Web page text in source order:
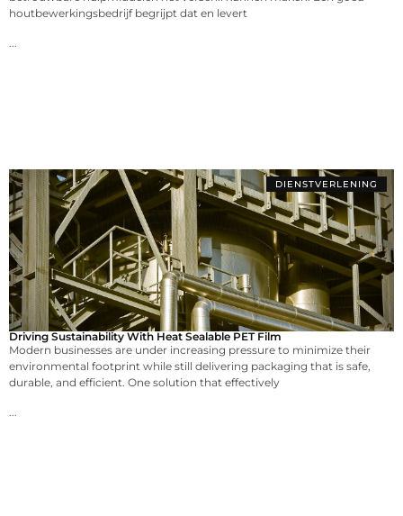
houtbewerkingsbedrijf begrijpt dat en levert
DIENSTVERLENING
Driving Sustainability With Heat Sealable PET Film
Modern businesses are under increasing pressure to minimize their
environmental footprint while still delivering packaging that is safe,
durable, and efficient. One solution that effectively